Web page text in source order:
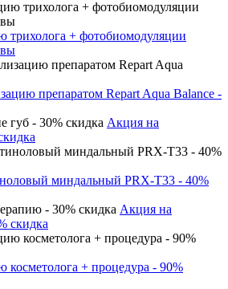
трихолога + фотобиомодуляции
препаратом Repart Aqua Balance -
Акция на
миндальный PRX-T33 - 40%
Акция на
скидка
косметолога + процедура - 90%